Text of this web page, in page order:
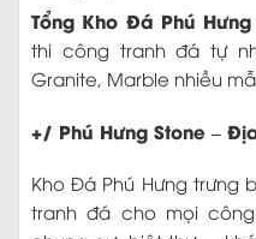
Tổng Kho Đá Phú Hưng
thi công tranh đá tự
Granite, Marble nhiều
+/ Phú Hưng Stone –
Kho Đá Phú Hưng trưng
tranh đá cho mọi